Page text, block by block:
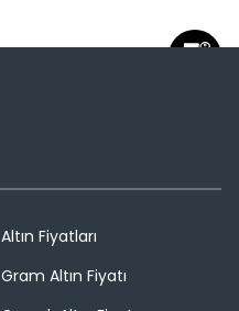
Altın Fiyatları
Gram Altın Fiyatı